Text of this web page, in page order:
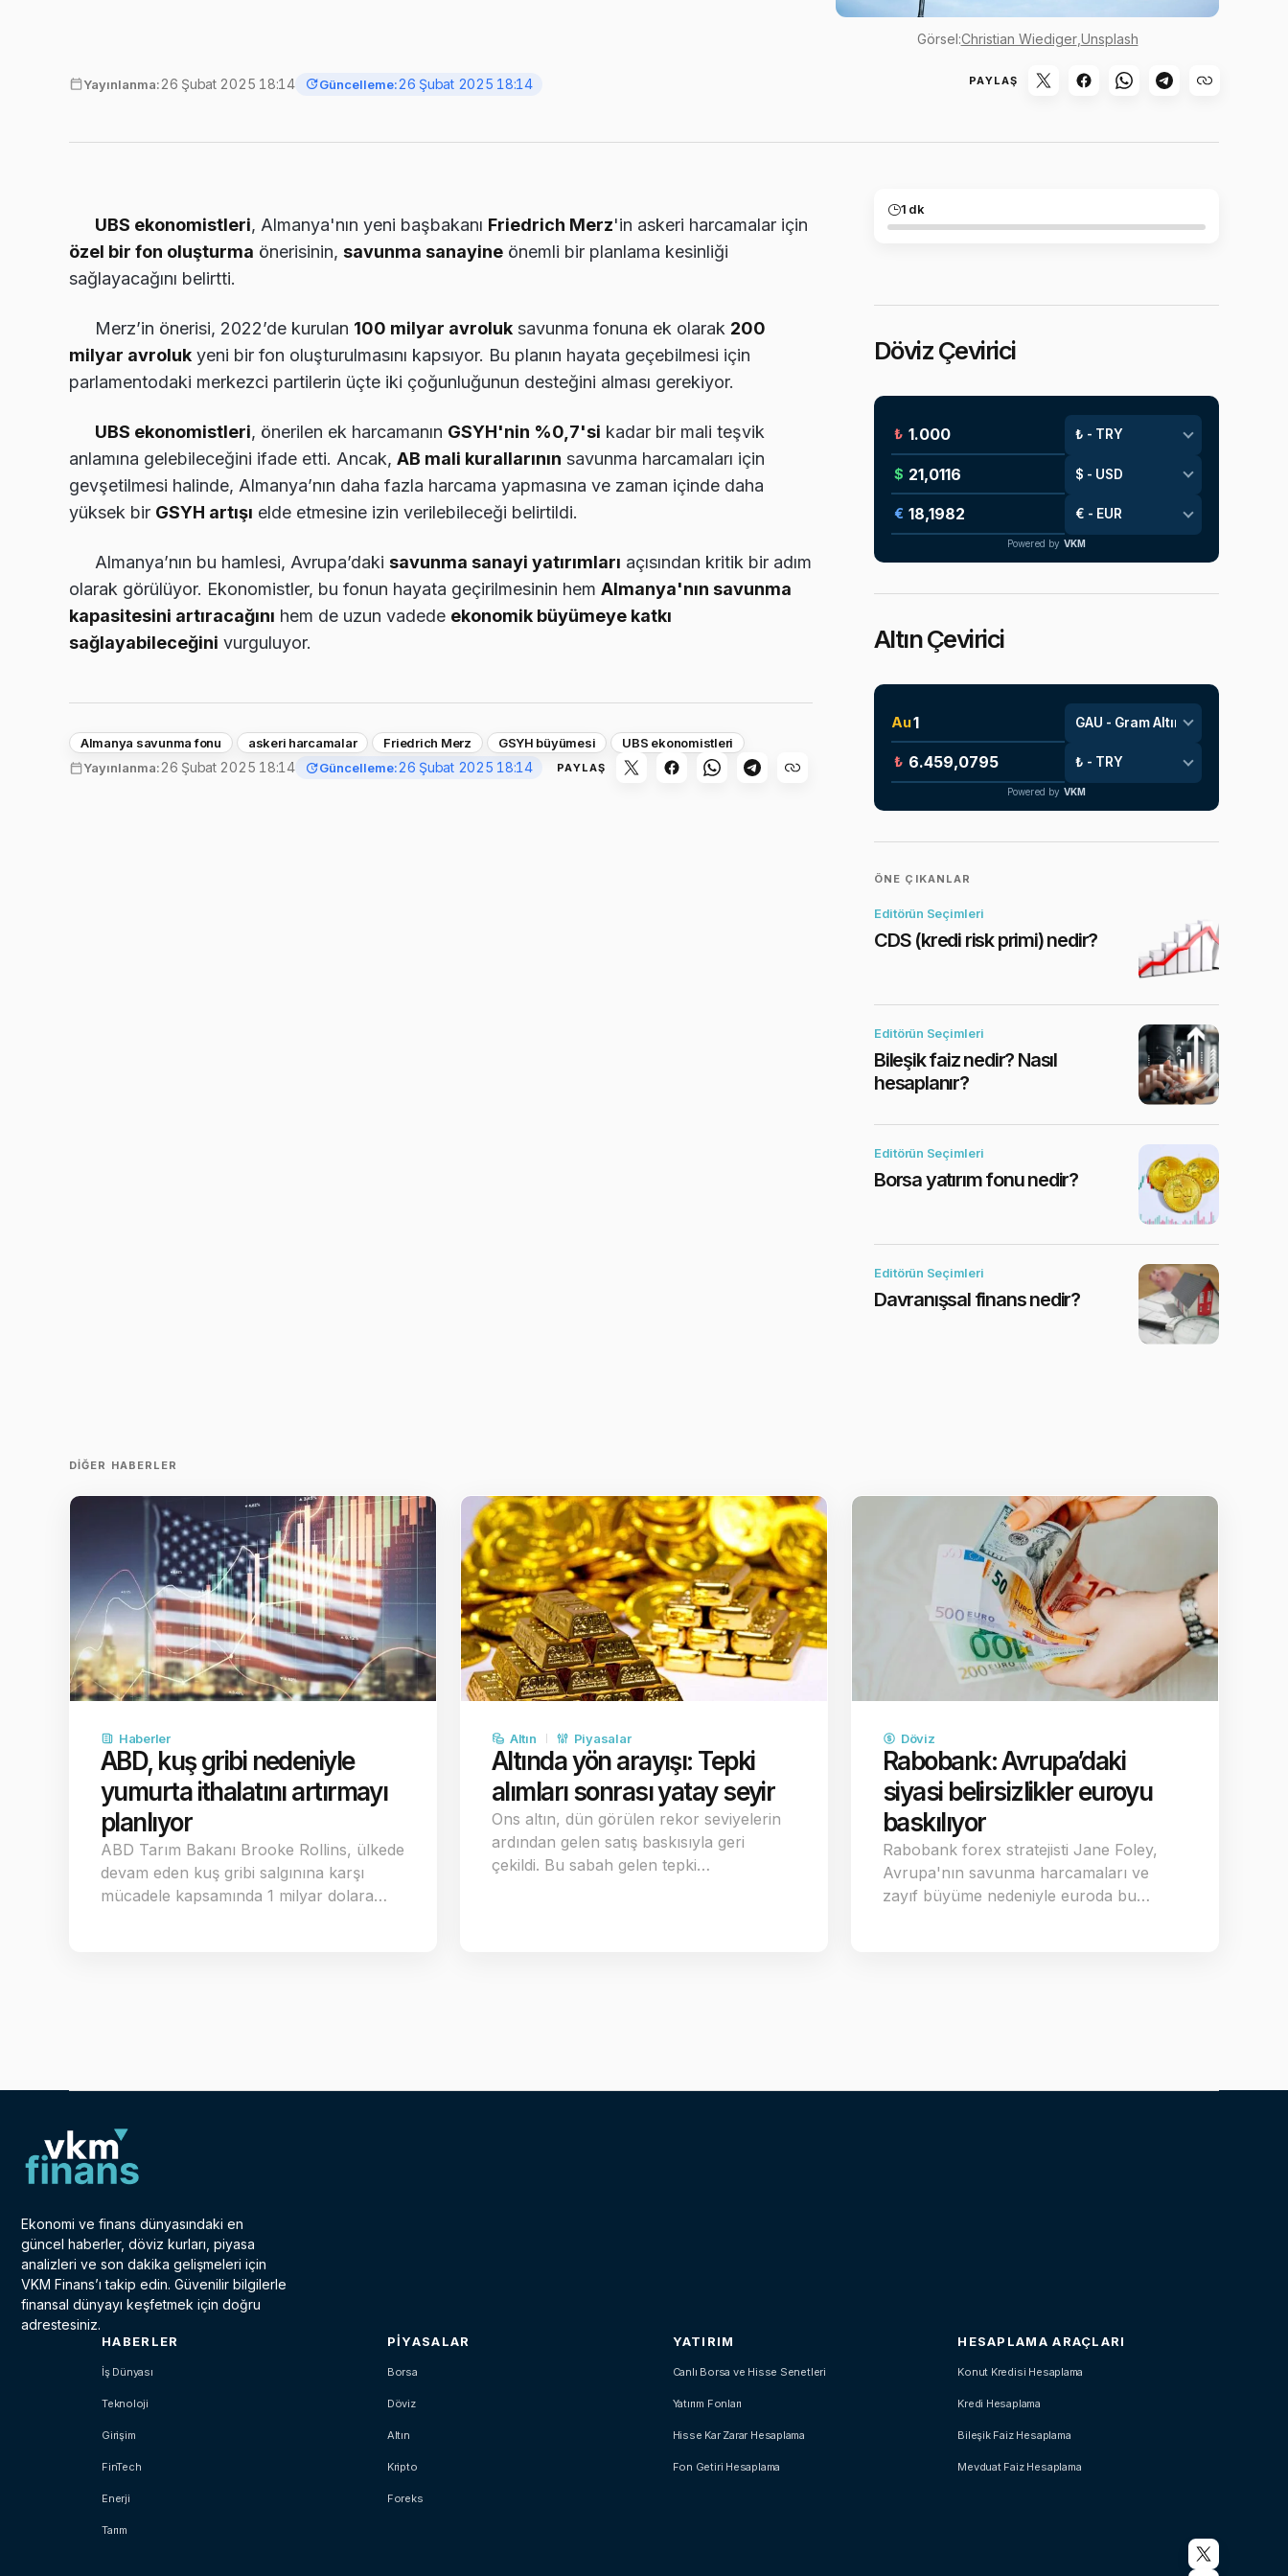
Görsel:Christian Wiediger, Unsplash
Yayınlanma:26 Şubat 2025 18:14 Güncelleme:26 Şubat 2025 18:14 PAYLAŞ
UBS ekonomistleri, Almanya'nın yeni başbakanı Friedrich Merz'in askeri harcamalar için
özel bir fon oluşturma önerisinin, savunma sanayine önemli bir planlama kesinliği
sağlayacağını belirtti.
Merz’in önerisi, 2022’de kurulan 100 milyar avroluk savunma fonuna ek olarak 200
milyar avroluk yeni bir fon oluşturulmasını kapsıyor. Bu planın hayata geçebilmesi için
parlamentodaki merkezci partilerin üçte iki çoğunluğunun desteğini alması gerekiyor.
UBS ekonomistleri, önerilen ek harcamanın GSYH'nin %0,7'si kadar bir mali teşvik
anlamına gelebileceğini ifade etti. Ancak, AB mali kurallarının savunma harcamaları için
gevşetilmesi halinde, Almanya’nın daha fazla harcama yapmasına ve zaman içinde daha
yüksek bir GSYH artışı elde etmesine izin verilebileceği belirtildi.
Almanya’nın bu hamlesi, Avrupa’daki savunma sanayi yatırımları açısından kritik bir adım
olarak görülüyor. Ekonomistler, bu fonun hayata geçirilmesinin hem Almanya'nın savunma
kapasitesini artıracağını hem de uzun vadede ekonomik büyümeye katkı
sağlayabileceğini vurguluyor.
Almanya savunma fonu askeri harcamalar Friedrich Merz GSYH büyümesi
UBS ekonomistleri
Yayınlanma:26 Şubat 2025 18:14 Güncelleme:26 Şubat 2025 18:14 PAYLAŞ
1 dk
Döviz Çevirici
₺
$
€
Powered by VKM
Altın Çevirici
Au
₺
Powered by VKM
ÖNE ÇIKANLAR
Editörün Seçimleri
CDS (kredi risk primi) nedir?
Editörün Seçimleri
Bileşik faiz nedir? Nasıl
hesaplanır?
Editörün Seçimleri
Borsa yatırım fonu nedir?
Editörün Seçimleri
Davranışsal finans nedir?
DIĞER HABERLER
Haberler
ABD, kuş gribi nedeniyle
yumurta ithalatını artırmayı
planlıyor
ABD Tarım Bakanı Brooke Rollins, ülkede
devam eden kuş gribi salgınına karşı
mücadele kapsamında 1 milyar dolara…
Altın Piyasalar
Altında yön arayışı: Tepki
alımları sonrası yatay seyir
Ons altın, dün görülen rekor seviyelerin
ardından gelen satış baskısıyla geri
çekildi. Bu sabah gelen tepki…
Döviz
Rabobank: Avrupa’daki
siyasi belirsizlikler euroyu
baskılıyor
Rabobank forex stratejisti Jane Foley,
Avrupa'nın savunma harcamaları ve
zayıf büyüme nedeniyle euroda bu…
Ekonomi ve finans dünyasındaki en
güncel haberler, döviz kurları, piyasa
analizleri ve son dakika gelişmeleri için
VKM Finans’ı takip edin. Güvenilir bilgilerle
finansal dünyayı keşfetmek için doğru
adrestesiniz.
HABERLER
İş Dünyası
Teknoloji
Girişim
FinTech
Enerji
Tarım
PIYASALAR
Borsa
Döviz
Altın
Kripto
Foreks
YATIRIM
Canlı Borsa ve Hisse Senetleri
Yatırım Fonları
Hisse Kar Zarar Hesaplama
Fon Getiri Hesaplama
HESAPLAMA ARAÇLARI
Konut Kredisi Hesaplama
Kredi Hesaplama
Bileşik Faiz Hesaplama
Mevduat Faiz Hesaplama